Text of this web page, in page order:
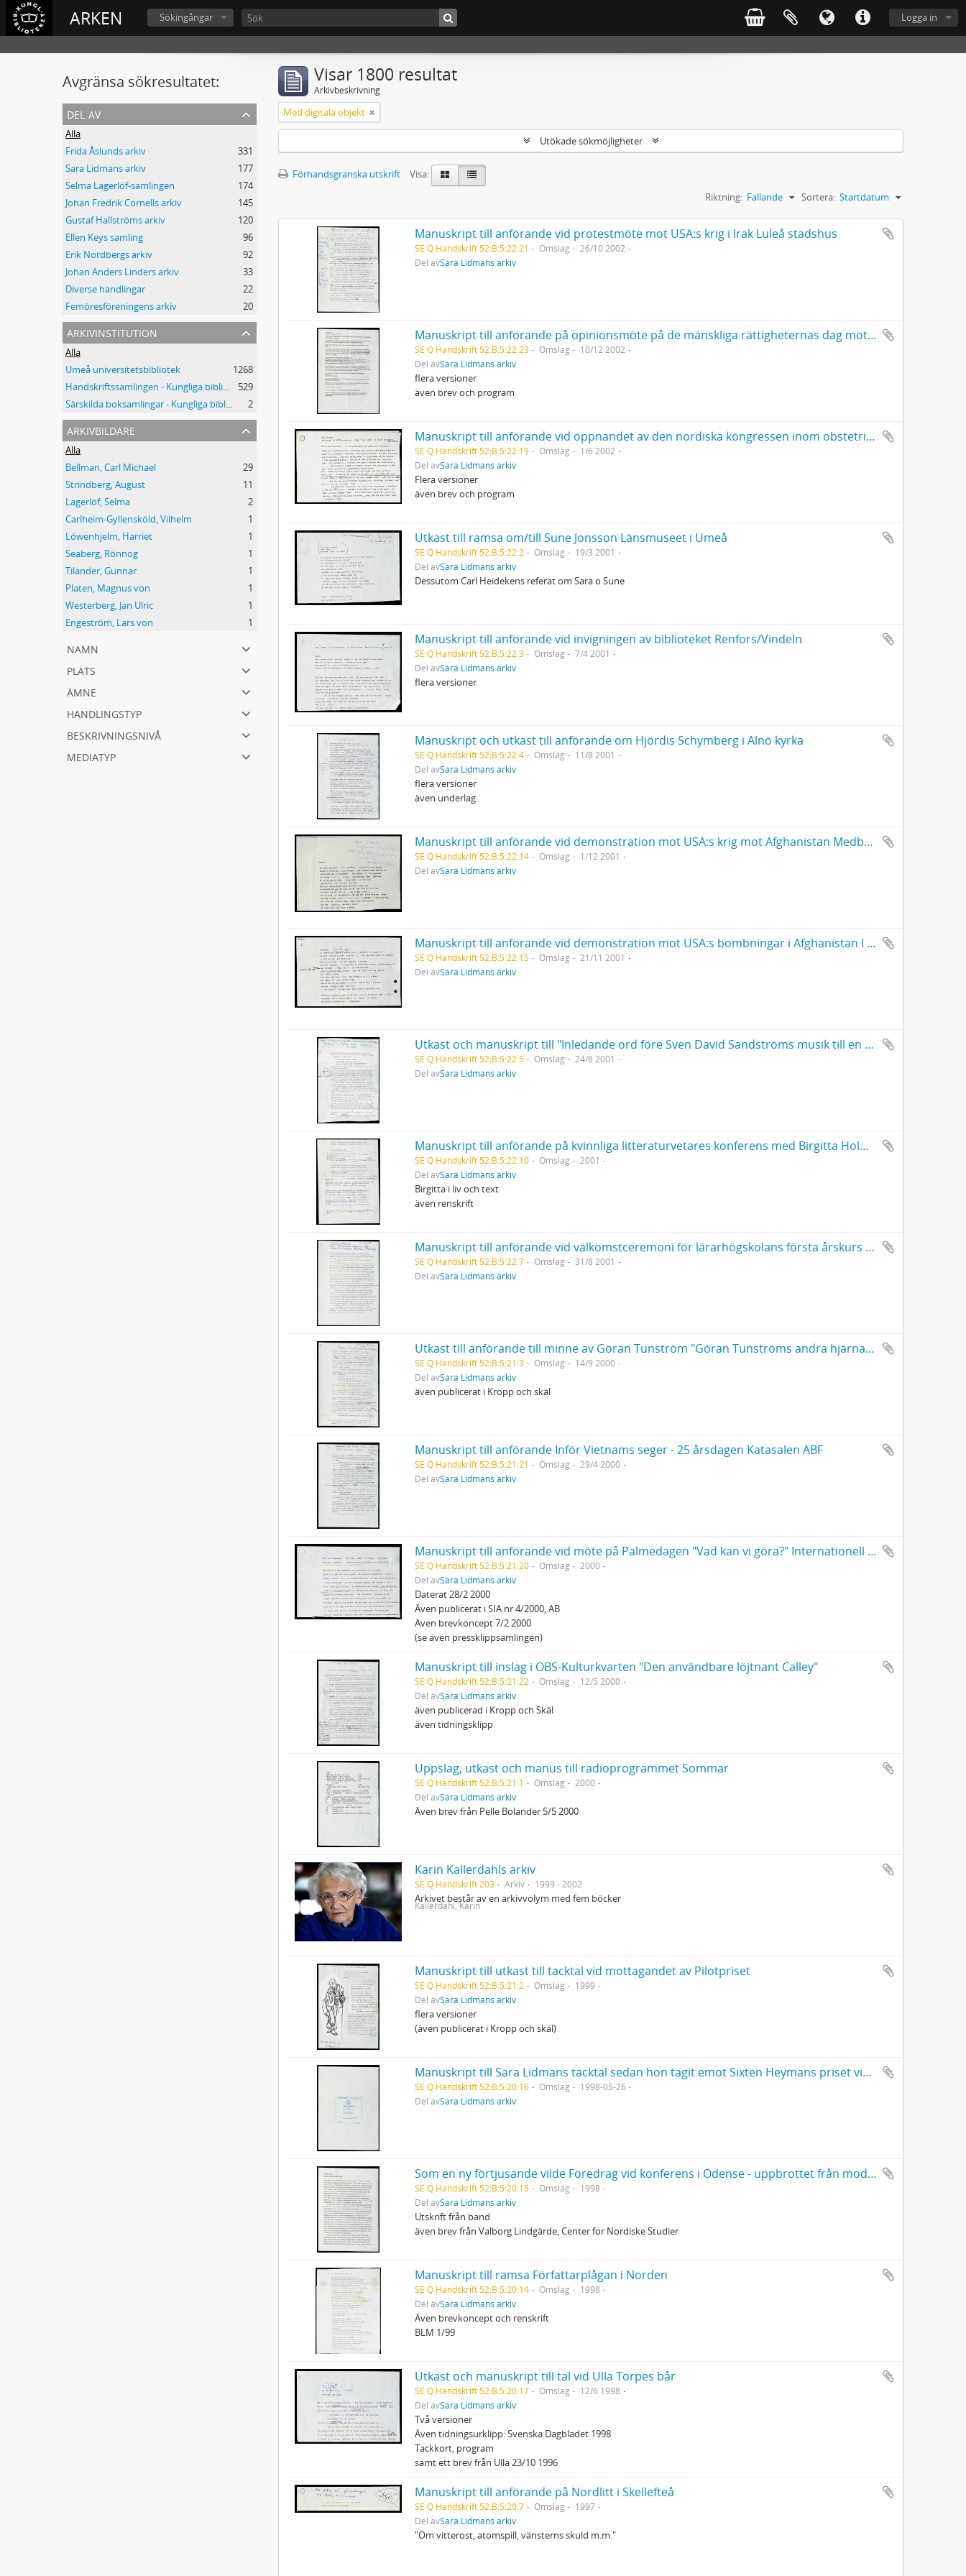
ARKEN Logga in
Sökingångar
Avgränsa sökresultatet:
del av
Alla
Frida Åslunds arkiv
331
Sara Lidmans arkiv
177
Selma Lagerlöf-samlingen
174
Johan Fredrik Cornells arkiv
145
Gustaf Hallströms arkiv
120
Ellen Keys samling
96
Erik Nordbergs arkiv
92
Johan Anders Linders arkiv
33
Diverse handlingar
22
Femöresföreningens arkiv
20
arkivinstitution
Alla
Umeå universitetsbibliotek
1268
Handskriftssamlingen - Kungliga biblioteket
529
Särskilda boksamlingar - Kungliga biblioteket
2
arkivbildare
Alla
Bellman, Carl Michael
29
Strindberg, August
11
Lagerlöf, Selma
2
Carlheim-Gyllensköld, Vilhelm
1
Löwenhjelm, Harriet
1
Seaberg, Rönnog
1
Tilander, Gunnar
1
Platen, Magnus von
1
Westerberg, Jan Ulric
1
Engeström, Lars von
1
namn
plats
ämne
handlingstyp
beskrivningsnivå
mediatyp
Visar 1800 resultat
Arkivbeskrivning
Med digitala objekt
Utökade sökmöjligheter
Förhandsgranska utskrift
Visa:
Sortera: Startdatum
Riktning: Fallande
Manuskript till anförande vid protestmöte mot USA:s krig i Irak Luleå stadshus
SE Q Handskrift 52:B:5:22:21 Omslag
26/10 2002
Del avSara Lidmans arkiv
Manuskript till anförande på opinionsmöte på de mänskliga rättigheternas dag mot USA:s krigshot mot Irak i ABF-huset Stockholm
SE Q Handskrift 52:B:5:22:23 Omslag
10/12 2002
Del avSara Lidmans arkiv
flera versioner
även brev och program
Manuskript till anförande vid öppnandet av den nordiska kongressen inom obstetrik och gynekologi i Umeå
SE Q Handskrift 52:B:5:22:19 Omslag
1/6 2002
Del avSara Lidmans arkiv
Flera versioner
även brev och program
Utkast till ramsa om/till Sune Jonsson Länsmuseet i Umeå
SE Q Handskrift 52:B:5:22:2 Omslag
19/3 2001
Del avSara Lidmans arkiv
Dessutom Carl Heidekens referat om Sara o Sune
Manuskript till anförande vid invigningen av biblioteket Renfors/Vindeln
SE Q Handskrift 52:B:5:22:3 Omslag
7/4 2001
Del avSara Lidmans arkiv
flera versioner
Manuskript och utkast till anförande om Hjördis Schymberg i Alnö kyrka
SE Q Handskrift 52:B:5:22:4 Omslag
11/8 2001
Del avSara Lidmans arkiv
flera versioner
även underlag
Manuskript till anförande vid demonstration mot USA:s krig mot Afghanistan Medborgarplatsen
SE Q Handskrift 52:B:5:22:14 Omslag
1/12 2001
Del avSara Lidmans arkiv
Manuskript till anförande vid demonstration mot USA:s bombningar i Afghanistan I Umeå
SE Q Handskrift 52:B:5:22:15 Omslag
21/11 2001
Del avSara Lidmans arkiv
Utkast och manuskript till "Inledande ord före Sven David Sandströms musik till en Mölna-Elegi" på Slottet
SE Q Handskrift 52:B:5:22:5 Omslag
24/8 2001
Del avSara Lidmans arkiv
Manuskript till anförande på kvinnliga litteraturvetares konferens med Birgitta Holms 65-års dag som anledning för semenariet
SE Q Handskrift 52:B:5:22:10 Omslag
2001
Del avSara Lidmans arkiv
Birgitta i liv och text
även renskrift
Manuskript till anförande vid välkomstceremoni för lärarhögskolans första årskurs (Aula Nordica, Umeå)
SE Q Handskrift 52:B:5:22:7 Omslag
31/8 2001
Del avSara Lidmans arkiv
Utkast till anförande till minne av Göran Tunström "Göran Tunströms andra hjärna" Musikhögskolan Göteborg
SE Q Handskrift 52:B:5:21:3 Omslag
14/9 2000
Del avSara Lidmans arkiv
även publicerat i Kropp och skäl
Manuskript till anförande Inför Vietnams seger - 25 årsdagen Katasalen ABF
SE Q Handskrift 52:B:5:21:21 Omslag
29/4 2000
Del avSara Lidmans arkiv
Manuskript till anförande vid möte på Palmedagen "Vad kan vi göra?" Internationell solidaritet och vårt ansvar
SE Q Handskrift 52:B:5:21:20 Omslag
2000
Del avSara Lidmans arkiv
Daterat 28/2 2000
Även publicerat i SIA nr 4/2000, AB
Även brevkoncept 7/2 2000
(se även pressklippsamlingen)
Manuskript till inslag i OBS-Kulturkvarten "Den användbare löjtnant Calley"
SE Q Handskrift 52:B:5:21:22 Omslag
12/5 2000
Del avSara Lidmans arkiv
även publicerad i Kropp och Skäl
även tidningsklipp
Uppslag, utkast och manus till radioprogrammet Sommar
SE Q Handskrift 52:B:5:21:1 Omslag
2000
Del avSara Lidmans arkiv
Även brev från Pelle Bolander 5/5 2000
Karin Kallerdahls arkiv
SE Q Handskrift 203 Arkiv 1999 - 2002
Arkivet består av en arkivvolym med fem böcker
Kallerdahl, Karin
Manuskript till utkast till tacktal vid mottagandet av Pilotpriset
SE Q Handskrift 52:B:5:21:2 Omslag
1999
Del avSara Lidmans arkiv
flera versioner
(även publicerat i Kropp och skäl)
Manuskript till Sara Lidmans tacktal sedan hon tagit emot Sixten Heymans priset vid Göteborgs universitet
SE Q Handskrift 52:B:5:20:16 Omslag
1998-05-26
Del avSara Lidmans arkiv
Som en ny förtjusande vilde Föredrag vid konferens i Odense - uppbrottet från modernism
SE Q Handskrift 52:B:5:20:15 Omslag
1998
Del avSara Lidmans arkiv
Utskrift från band
även brev från Valborg Lindgärde, Center for Nordiske Studier
Manuskript till ramsa Författarplågan i Norden
SE Q Handskrift 52:B:5:20:14 Omslag
1998
Del avSara Lidmans arkiv
Även brevkoncept och renskrift
BLM 1/99
Utkast och manuskript till tal vid Ulla Torpes bår
SE Q Handskrift 52:B:5:20:17 Omslag
12/6 1998
Del avSara Lidmans arkiv
Två versioner
Även tidningsurklipp: Svenska Dagbladet 1998
Tackkort, program
samt ett brev från Ulla 23/10 1996
Manuskript till anförande på Nordlitt i Skellefteå
SE Q Handskrift 52:B:5:20:7 Omslag
1997
Del avSara Lidmans arkiv
"Om vitterost, atomspill, vänsterns skuld m.m."